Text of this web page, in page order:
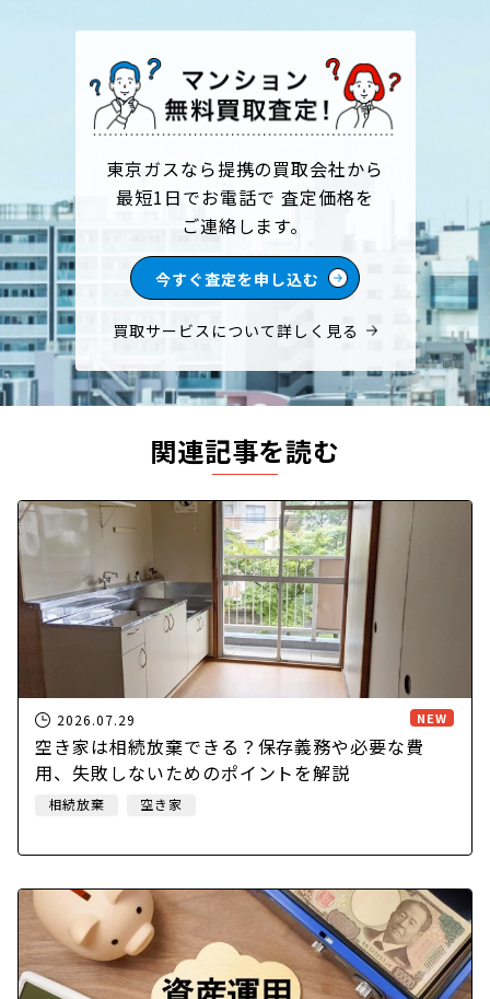
東京ガスなら提携の買取会社から
最短1日でお電話で 査定価格を
ご連絡します。
今すぐ査定を申し込む
買取サービスについて詳しく見る
関連記事を読む
NEW
2026.07.29
空き家は相続放棄できる？保存義務や必要な費
用、失敗しないためのポイントを解説
相続放棄 空き家